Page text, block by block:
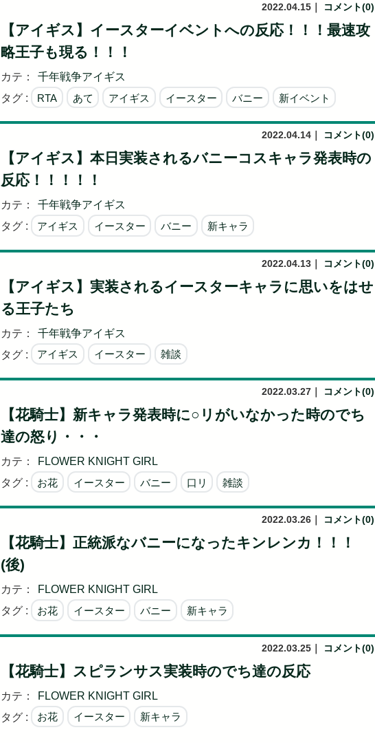
2022.04.15｜ コメント(0)
【アイギス】イースターイベントへの反応！！！最速攻
略王子も現る！！！
カテ：
千年戦争アイギス
タグ :
RTA あて アイギス イースター バニー 新イベント
2022.04.14｜ コメント(0)
【アイギス】本日実装されるバニーコスキャラ発表時の
反応！！！！！
カテ：
千年戦争アイギス
タグ :
アイギス イースター バニー 新キャラ
2022.04.13｜ コメント(0)
【アイギス】実装されるイースターキャラに思いをはせ
る王子たち
カテ：
千年戦争アイギス
タグ :
アイギス イースター 雑談
2022.03.27｜ コメント(0)
【花騎士】新キャラ発表時に○リがいなかった時のでち
達の怒り・・・
カテ：
FLOWER KNIGHT GIRL
タグ :
お花 イースター バニー 口リ 雑談
2022.03.26｜ コメント(0)
【花騎士】正統派なバニーになったキンレンカ！！！
(後)
カテ：
FLOWER KNIGHT GIRL
タグ :
お花 イースター バニー 新キャラ
2022.03.25｜ コメント(0)
【花騎士】スピランサス実装時のでち達の反応
カテ：
FLOWER KNIGHT GIRL
タグ :
お花 イースター 新キャラ